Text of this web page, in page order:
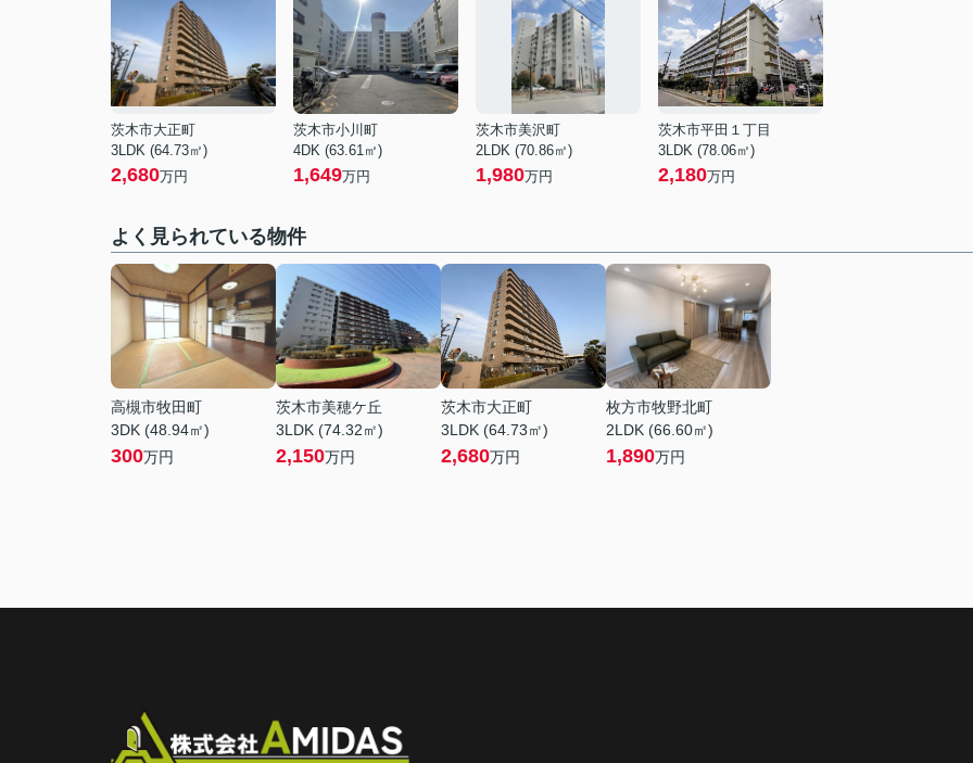
茨木市大正町
3LDK (64.73㎡)
2,680万円
茨木市小川町
4DK (63.61㎡)
1,649万円
茨木市美沢町
2LDK (70.86㎡)
1,980万円
茨木市平田１丁目
3LDK (78.06㎡)
2,180万円
よく見られている物件
高槻市牧田町
3DK (48.94㎡)
300万円
茨木市美穂ケ丘
3LDK (74.32㎡)
2,150万円
茨木市大正町
3LDK (64.73㎡)
2,680万円
枚方市牧野北町
2LDK (66.60㎡)
1,890万円